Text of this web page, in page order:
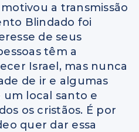
a transmissão
Blindado foi
de seus
têm a
Israel, mas nunca
de ir e algumas
um local santo e
os cristãos. É por
quer dar essa